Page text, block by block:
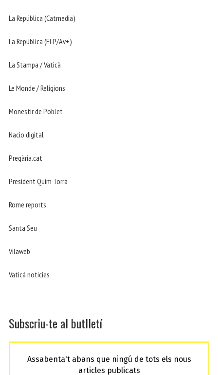
La República (Catmedia)
La República (ELP/Av+)
La Stampa / Vaticà
Le Monde / Religions
Monestir de Poblet
Nacio digital
Pregària.cat
President Quim Torra
Rome reports
Santa Seu
Vilaweb
Vaticá noticies
Subscriu-te al butlletí
Assabenta't abans que ningú de tots els nous
articles publicats